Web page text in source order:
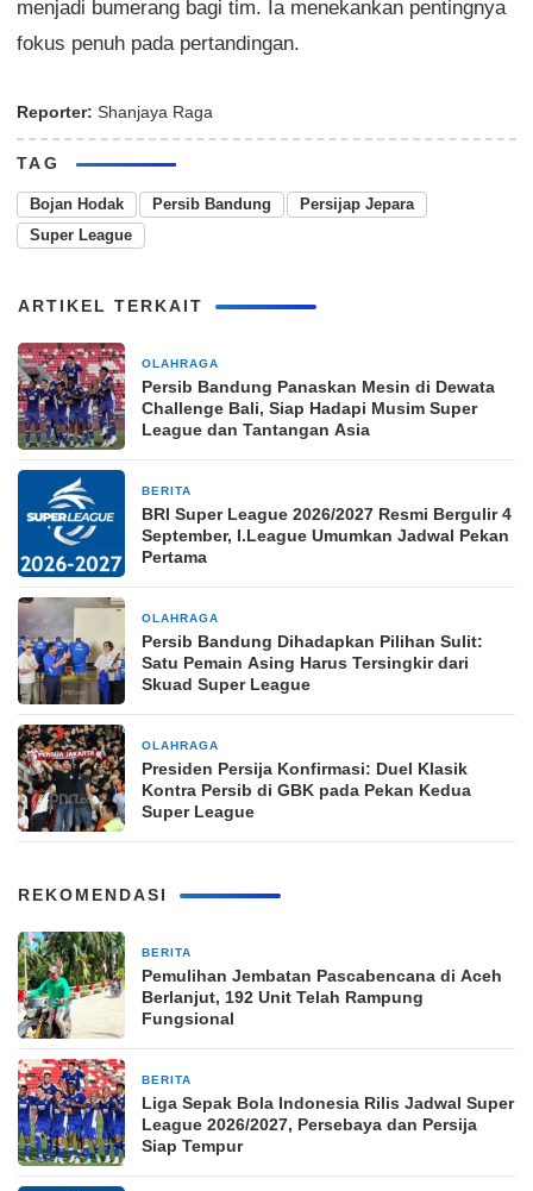
menjadi bumerang bagi tim. Ia menekankan pentingnya
fokus penuh pada pertandingan.
Reporter: Shanjaya Raga
TAG
Bojan Hodak Persib Bandung
Persijap Jepara
Super League
ARTIKEL TERKAIT
OLAHRAGA
Persib Bandung Panaskan Mesin di Dewata
Challenge Bali, Siap Hadapi Musim Super
League dan Tantangan Asia
BERITA
BRI Super League 2026/2027 Resmi Bergulir 4
September, I.League Umumkan Jadwal Pekan
Pertama
OLAHRAGA
Persib Bandung Dihadapkan Pilihan Sulit:
Satu Pemain Asing Harus Tersingkir dari
Skuad Super League
OLAHRAGA
Presiden Persija Konfirmasi: Duel Klasik
Kontra Persib di GBK pada Pekan Kedua
Super League
REKOMENDASI
BERITA
Pemulihan Jembatan Pascabencana di Aceh
Berlanjut, 192 Unit Telah Rampung
Fungsional
BERITA
Liga Sepak Bola Indonesia Rilis Jadwal Super
League 2026/2027, Persebaya dan Persija
Siap Tempur